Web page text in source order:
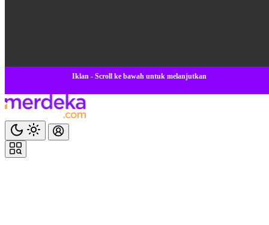
Iklan - Scroll ke bawah untuk melanjutkan